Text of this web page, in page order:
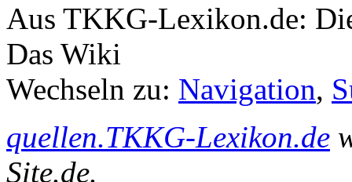
Aus TKKG-Lexikon.de:
Das Wiki
Wechseln zu: Navigation,
quellen.TKKG-Lexikon.de
Site.de.